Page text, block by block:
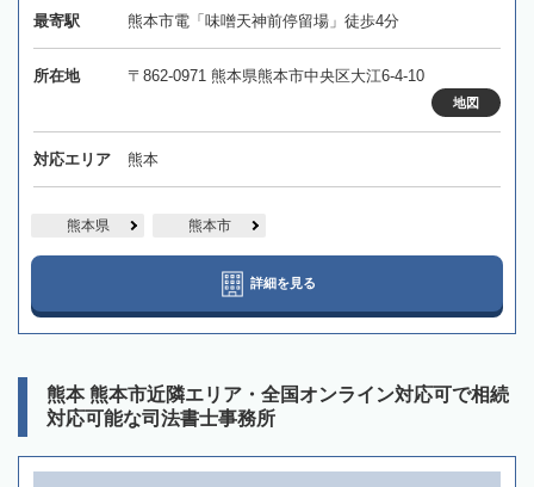
最寄駅 熊本市電「味噌天神前停留場」徒歩4分
所在地 〒862-0971 熊本県熊本市中央区大江6-4-10
地図
対応エリア 熊本
熊本県 熊本市
詳細を見る
熊本 熊本市近隣エリア・全国オンライン対応可で相続
対応可能な司法書士事務所